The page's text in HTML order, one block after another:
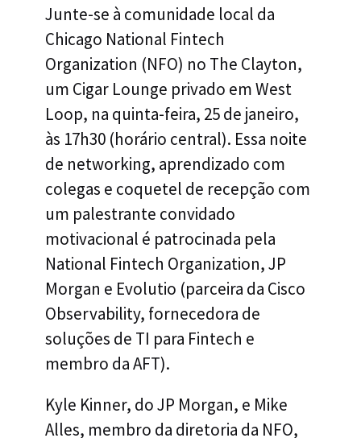
Junte-se à comunidade local da
Chicago National Fintech
Organization (NFO) no The Clayton,
um Cigar Lounge privado em West
Loop, na quinta-feira, 25 de janeiro,
às 17h30 (horário central). Essa noite
de networking, aprendizado com
colegas e coquetel de recepção com
um palestrante convidado
motivacional é patrocinada pela
National Fintech Organization, JP
Morgan e Evolutio (parceira da Cisco
Observability, fornecedora de
soluções de TI para Fintech e
membro da AFT).
Kyle Kinner, do JP Morgan, e Mike
Alles, membro da diretoria da NFO,